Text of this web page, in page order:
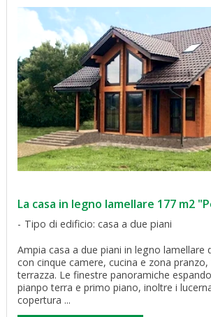
La casa in legno lamellare 177 m2
Tipo di edificio: casa a due piani
Ampia casa a due piani in legno lamellare
con cinque camere, cucina e zona
terrazza. Le finestre panoramiche
pianpo terra e primo piano, inoltre i
copertura ...